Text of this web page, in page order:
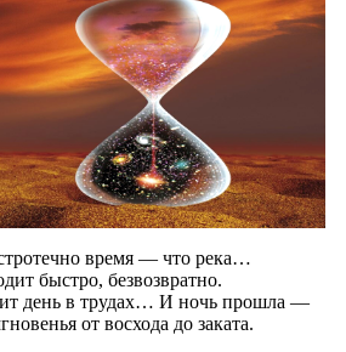
время — что река…
быстро, безвозвратно.
день в трудах… И ночь прошла —
от восхода до заката.